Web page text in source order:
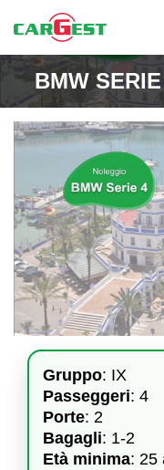
BMW
Gruppo: IX
Passeggeri: 4
Porte: 2
Bagagli: 1-2
Età minima: 25